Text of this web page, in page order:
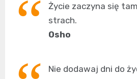
Życie zaczyna się
strach.
Osho
Nie dodawaj dni do